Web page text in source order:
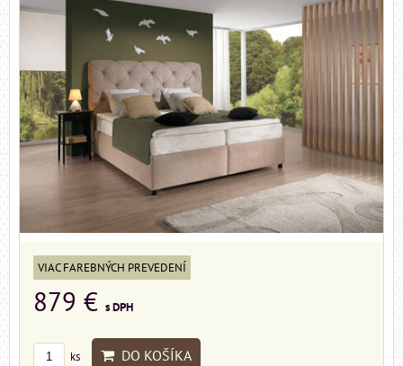
VIAC FAREBNÝCH PREVEDENÍ
879 € s DPH
ks DO KOŠÍKA